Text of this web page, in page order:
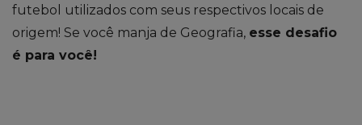
futebol utilizados com seus respectivos locais de
origem! Se você manja de Geografia, esse desafio
é para você!